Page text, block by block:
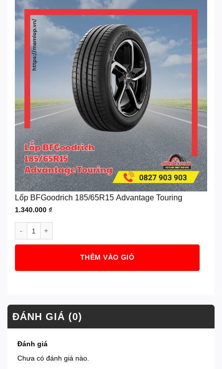
Lốp BFGoodrich 185/65R15 Advantage Touring
1.340.000 ₫
THÊM VÀO GIỎ
ĐÁNH GIÁ (0)
Đánh giá
Chưa có đánh giá nào.